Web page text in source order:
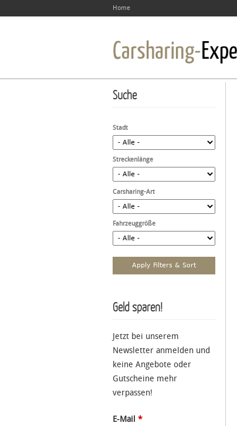
Home
Suche
Stadt
Streckenlänge
Carsharing-Art
Fahrzeuggröße
Geld sparen!
Jetzt bei unserem
Newsletter anmelden und
keine Angebote oder
Gutscheine mehr
verpassen!
E-Mail *